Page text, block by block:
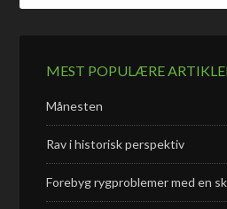
MEST POPULÆRE
Månesten
Rav i historisk perspektiv
Forebyg rygproblemer med en